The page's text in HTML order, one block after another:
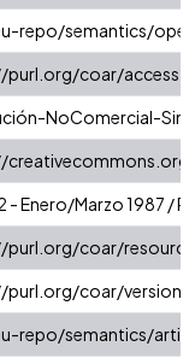
repo/semantics/
coar/
NoComercial-
- Enero/Marzo 1987 /
coar/
coar/
repo/semantics/